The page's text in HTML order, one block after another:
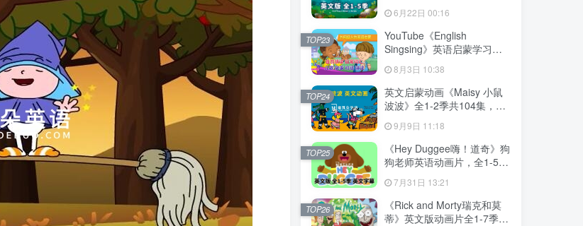
幕，带配套音频MP3，百度
网盘下载！
6月22日 00:16
YouTube《English
Singsing》英语启蒙学习自
话，故事等，全套共1364
集，1080P高清视频带英文
字幕，百度网盘下载！
8月3日 10:38
TOP23
英文启蒙动画《Maisy 小鼠
波波》全1-2季共104集，标
盘下载！
9月9日 11:18
TOP24
《Hey Duggee嗨！道奇》狗
狗老师英语动画片，全1-5季
英文字幕，百度网盘下载！
7月31日 13:21
TOP25
《Rick and Morty瑞克和莫
蒂》英文版动画片全1-7季共
TOP26